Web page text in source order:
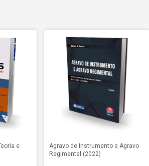
e
Agravo de Instrumento e Agravo
Regimental (2022)